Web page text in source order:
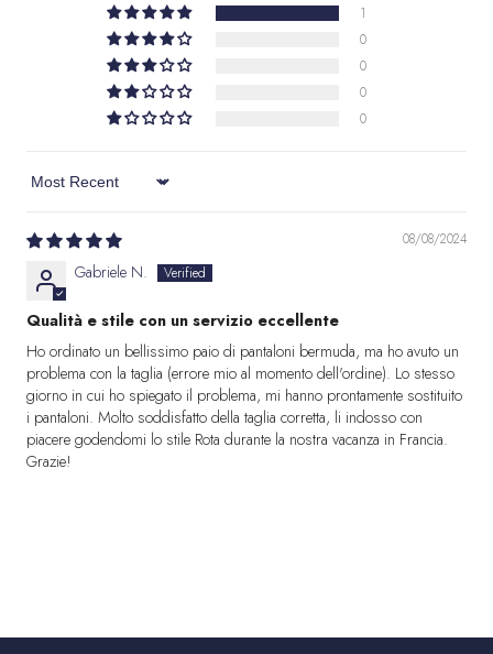
1
0
0
0
0
Sort by
08/08/2024
Gabriele N.
Qualità e stile con un servizio eccellente
Ho ordinato un bellissimo paio di pantaloni bermuda, ma ho avuto un
problema con la taglia (errore mio al momento dell'ordine). Lo stesso
giorno in cui ho spiegato il problema, mi hanno prontamente sostituito
i pantaloni. Molto soddisfatto della taglia corretta, li indosso con
piacere godendomi lo stile Rota durante la nostra vacanza in Francia.
Grazie!